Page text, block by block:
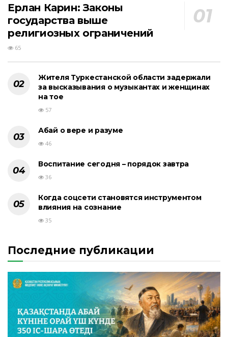
Ерлан Карин: Законы
государства выше
религиозных ограничений
65
Жителя Туркестанской области задержали
за высказывания о музыкантах и женщинах
на тое
57
Абай о вере и разуме
46
Воспитание сегодня – порядок завтра
36
Когда соцсети становятся инструментом
влияния на сознание
35
Последние публикации